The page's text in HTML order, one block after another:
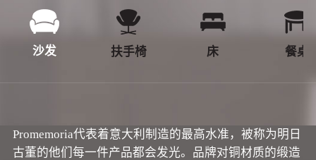
沙发 扶手椅 床 餐桌
Promemoria代表着意大利制造的最高水准，被称为明日
古董的他们每一件产品都会发光。品牌对铜材质的缎造